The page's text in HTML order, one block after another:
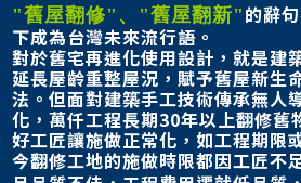
"舊屋翻修"、"舊屋翻新" 的辭
下成為台灣未來流行語。
對於舊宅再進化使用設計，就是建
延長屋齡重整屋況，賦予舊屋新生
法。但面對建築手工技術傳承無人
化，萬仟工程長期30年以上翻修舊
好工匠讓施做正常化，如工程期限
今翻修工地的施做時限都因工匠不